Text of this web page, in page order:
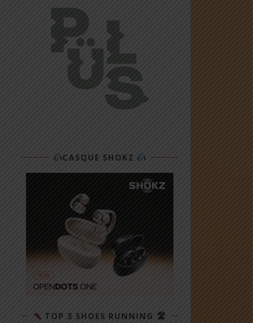
CASQUE SHOKZ
TOP 3 SHOES RUNNING 🛣